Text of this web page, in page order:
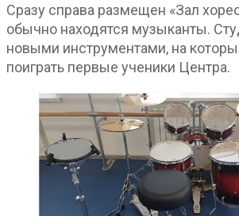
Сразу справа размещен «Зал
обычно находятся музыканты.
новыми инструментами, на
поиграть первые ученики Центра.